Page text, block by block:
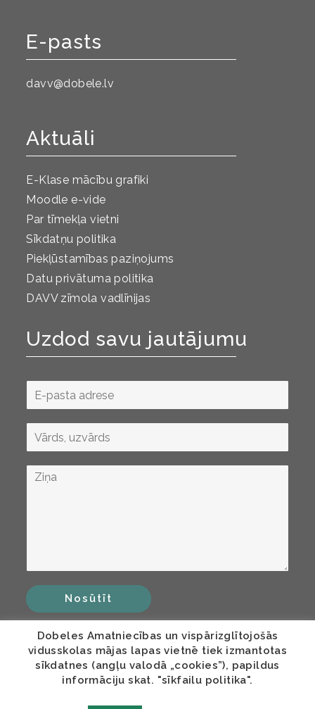
E-pasts
davv@dobele.lv
Aktuāli
E-Klase mācību grafiki
Moodle e-vide
Par tīmekļa vietni
Sīkdatņu politika
Piekļūstamības paziņojums
Datu privātuma politika
DAVV zīmola vadlīnijas
Uzdod savu jautājumu
Nosūtīt
Dobeles Amatniecības un vispārizglītojošās
vidusskolas mājas lapas vietnē tiek izmantotas
sīkdatnes (angļu valodā „cookies”), papildus
informāciju skat. "sīkfailu politika".